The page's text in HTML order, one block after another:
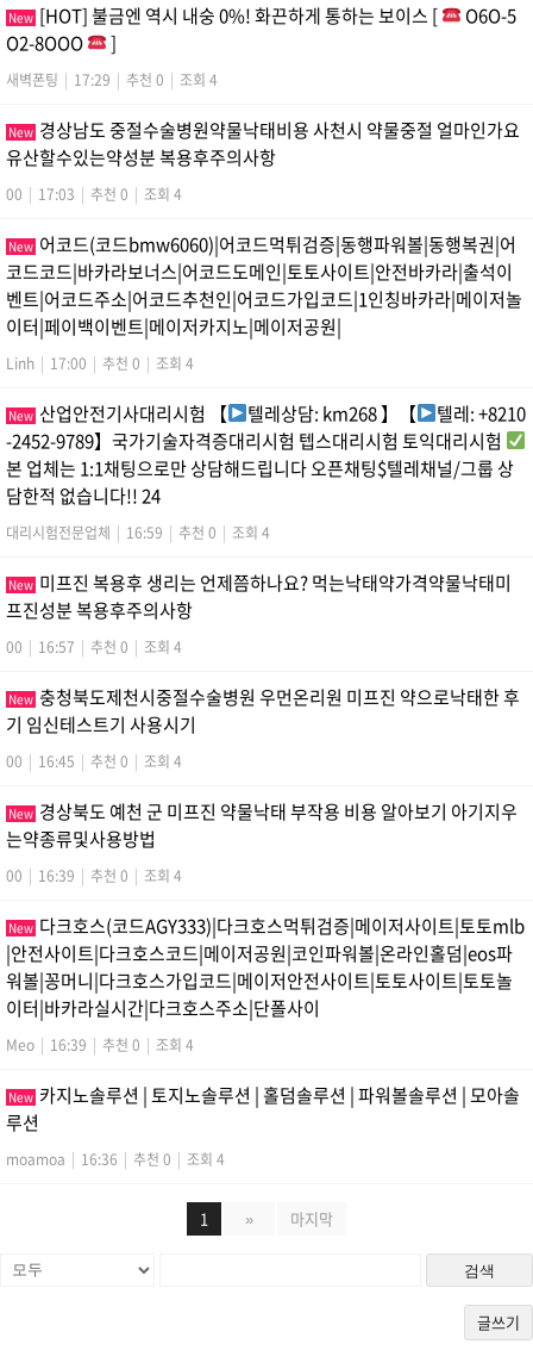
New [HOT] 불금엔 역시 내숭 0%! 화끈하게 통하는 보이스 [
O6O-5
O2-8OOO
]
새벽폰팅 | 17:29 | 추천 0 | 조회 4
New 경상남도 중절수술병원약물낙태비용 사천시 약물중절 얼마인가요
유산할수있는약성분 복용후주의사항
00 | 17:03 | 추천 0 | 조회 4
New 어코드(코드bmw6060)|어코드먹튀검증|동행파워볼|동행복권|어
코드코드|바카라보너스|어코드도메인|토토사이트|안전바카라|출석이
벤트|어코드주소|어코드추천인|어코드가입코드|1인칭바카라|메이저놀
이터|페이백이벤트|메이저카지노|메이저공원|
Linh | 17:00 | 추천 0 | 조회 4
New 산업안전기사대리시험 【 텔레상담: km268 】【
텔레: +8210
-2452-9789】국가기술자격증대리시험 텝스대리시험 토익대리시험
본 업체는 1:1채팅으로만 상담해드립니다 오픈채팅$텔레채널/그룹 상
담한적 없습니다!! 24
대리시험전문업체 | 16:59 | 추천 0 | 조회 4
New 미프진 복용후 생리는 언제쯤하나요? 먹는낙태약가격약물낙태미
프진성분 복용후주의사항
00 | 16:57 | 추천 0 | 조회 4
New 충청북도제천시중절수술병원 우먼온리원 미프진 약으로낙태한 후
기 임신테스트기 사용시기
00 | 16:45 | 추천 0 | 조회 4
New 경상북도 예천 군 미프진 약물낙태 부작용 비용 알아보기 아기지우
는약종류및사용방법
00 | 16:39 | 추천 0 | 조회 4
New 다크호스(코드AGY333)|다크호스먹튀검증|메이저사이트|토토mlb
|안전사이트|다크호스코드|메이저공원|코인파워볼|온라인홀덤|eos파
워볼|꽁머니|다크호스가입코드|메이저안전사이트|토토사이트|토토놀
이터|바카라실시간|다크호스주소|단폴사이
Meo | 16:39 | 추천 0 | 조회 4
New 카지노솔루션 | 토지노솔루션 | 홀덤솔루션 | 파워볼솔루션 | 모아솔
루션
moamoa | 16:36 | 추천 0 | 조회 4
1 » 마지막
검색
글쓰기